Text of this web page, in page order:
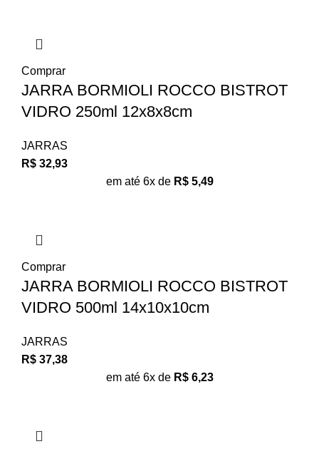
Comprar
JARRA BORMIOLI ROCCO BISTROT
VIDRO 250ml 12x8x8cm
JARRAS
R$ 32,93
em até 6x de R$5,49
Comprar
JARRA BORMIOLI ROCCO BISTROT
VIDRO 500ml 14x10x10cm
JARRAS
R$ 37,38
em até 6x de R$6,23